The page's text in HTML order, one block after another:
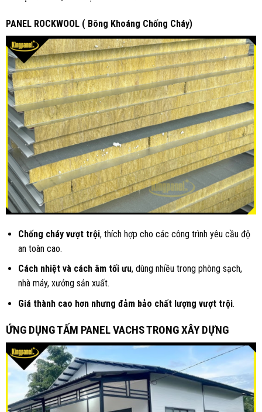
PANEL ROCKWOOL ( Bông Khoáng Chống Cháy)
Chống cháy vượt trội, thích hợp cho các công trình yêu cầu độ
an toàn cao.
Cách nhiệt và cách âm tối ưu, dùng nhiều trong phòng sạch,
nhà máy, xưởng sản xuất.
Giá thành cao hơn nhưng đảm bảo chất lượng vượt trội.
ỨNG DỤNG TẤM PANEL VACHS TRONG XÂY DỰNG